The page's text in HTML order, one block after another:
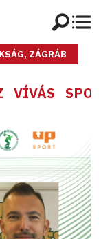
ZÁGRÁB
VÍVÁS